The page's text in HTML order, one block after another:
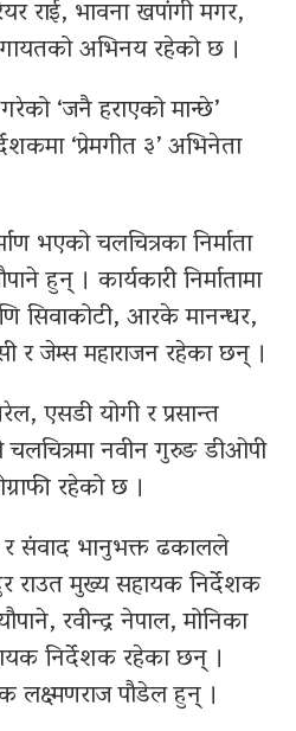
राई, भावना खपांगी मगर,
अभिनय रहेको छ ।
‘जनै हराएको मान्छे’
‘प्रेमगीत ३’ अभिनेता
भएको चलचित्रका निर्माता
हुन् । कार्यकारी निर्मातामा
सिवाकोटी, आरके मानन्धर,
र जेम्स महाराजन रहेका छन् ।
एसडी योगी र प्रसान्त
नवीन गुरुङ डीओपी
रहेको छ ।
संवाद भानुभक्त ढकालले
मुख्य सहायक निर्देशक
रवीन्द्र नेपाल, मोनिका
निर्देशक रहेका छन् ।
लक्ष्मणराज पौडेल हुन् ।